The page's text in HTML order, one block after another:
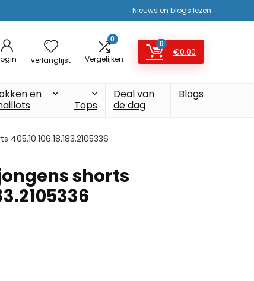
Nieuws en blogs lezen
verlanglijst
0
Vergelijken
0
€0.00
en
Tops
Deal van
de dag
Blogs
shorts